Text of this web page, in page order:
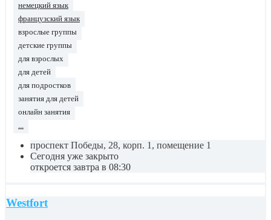
немецкий язык
французский язык
взрослые группы
детские группы
для взрослых
для детей
для подростков
занятия для детей
онлайн занятия
проспект Победы, 28, корп. 1, помещение 1
Сегодня уже закрыто
откроется завтра в 08:30
Westfort